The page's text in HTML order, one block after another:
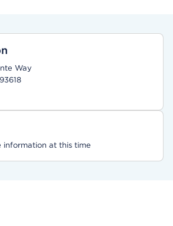
Way
information at this time